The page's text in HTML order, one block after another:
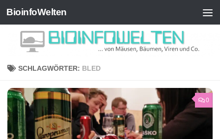
Zum Inhalt springen
BioinfoWelten
SCHLAGWÖRTER: BLED
0